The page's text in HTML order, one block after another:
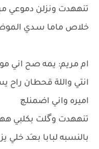
تنههدت ونزلن دموعي
خلاص ماما سـدي
ام مريم: يمه صح اني مو
انتي واللة قحطان راح
اميره واني اضمنلچ
تنههدت وگلت بكلبي
بالنسبه لبابا بعـَد خلي